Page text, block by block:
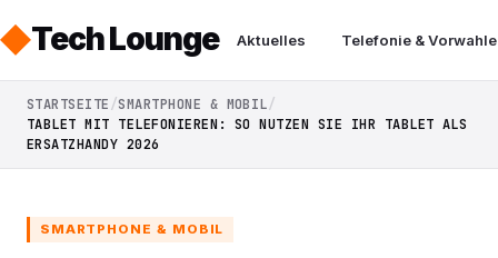
Tech Lounge Aktuelles Telefonie &
STARTSEITE SMARTPHONE & MOBIL
TABLET MIT TELEFONIEREN: SO NUTZEN SIE IHR TABLET ALS
ERSATZHANDY 2026
SMARTPHONE & MOBIL